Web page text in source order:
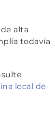
alta
todavía
local de